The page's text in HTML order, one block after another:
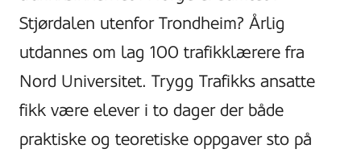
Stjørdalen utenfor Trondheim? Årlig
utdannes om lag 100 trafikklærere fra
Nord Universitet. Trygg Trafikks ansatte
fikk være elever i to dager der både
praktiske og teoretiske oppgaver sto på